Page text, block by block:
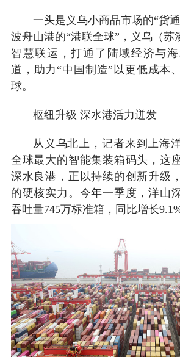
一头是义乌小商品市场的“货
波舟山港的“港联全球”，义乌（苏
智慧联运，打通了陆域经济与
道，助力“中国制造”以更低成本
球。
枢纽升级 深水港活力迸发
从义乌北上，记者来到上海
全球最大的智能集装箱码头，这
深水良港，正以持续的创新升级
的硬核实力。今年一季度，洋山
吞吐量745万标准箱，同比增长9.1%